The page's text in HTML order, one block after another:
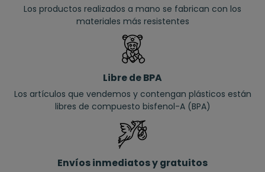
Los productos realizados a mano se fabrican con los
materiales más resistentes
Libre de BPA
Los artículos que vendemos y contengan plásticos están
libres de compuesto bisfenol-A (BPA)
Envíos inmediatos y gratuitos